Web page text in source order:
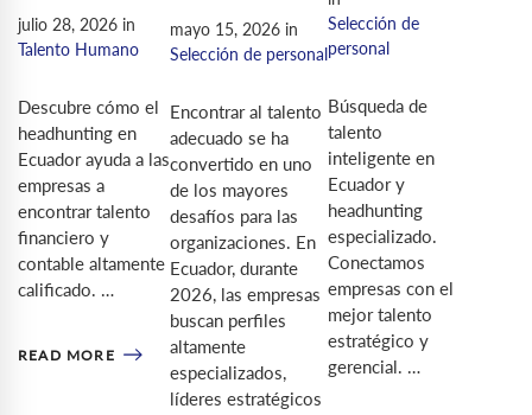
julio 28, 2026 in
Talento Humano
Descubre cómo el
headhunting en
Ecuador ayuda a las
empresas a
encontrar talento
financiero y
contable altamente
calificado. …
READ MORE
mayo 15, 2026 in
Selección de personal
Encontrar al talento
adecuado se ha
convertido en uno
de los mayores
desafíos para las
organizaciones. En
Ecuador, durante
2026, las empresas
buscan perfiles
altamente
especializados,
líderes estratégicos
Selección de
personal
Búsqueda de
talento
inteligente en
Ecuador y
headhunting
especializado.
Conectamos
empresas con el
mejor talento
estratégico y
gerencial. …